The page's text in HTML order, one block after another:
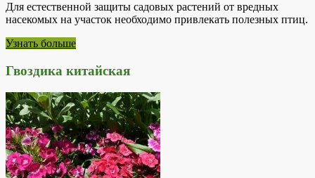
Для естественной защиты садовых растений от вредных
насекомых на участок необходимо привлекать полезных птиц.
Узнать больше
Гвоздика китайская